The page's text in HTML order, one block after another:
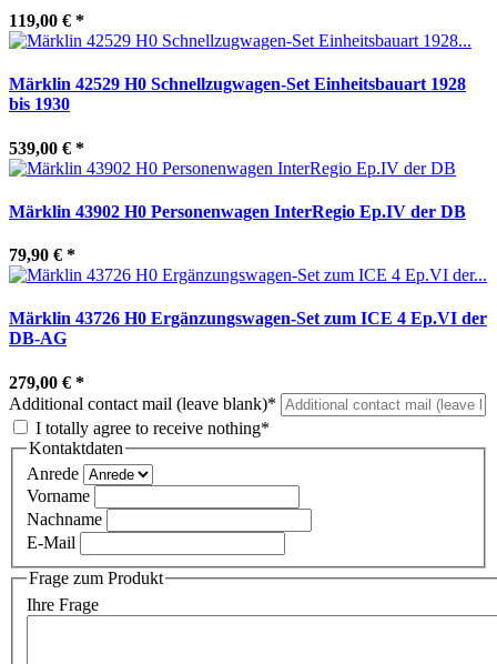
119,00 € *
Märklin 42529 H0 Schnellzugwagen-Set Einheitsbauart 1928
bis 1930
539,00 € *
Märklin 43902 H0 Personenwagen InterRegio Ep.IV der DB
79,90 € *
Märklin 43726 H0 Ergänzungswagen-Set zum ICE 4 Ep.VI der
DB-AG
279,00 € *
Additional contact mail (leave blank)*
I totally agree to receive nothing*
Kontaktdaten
Anrede
Vorname
Nachname
E-Mail
Frage zum Produkt
Ihre Frage